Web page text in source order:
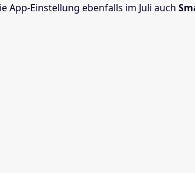
App-Einstellung ebenfalls im Juli auch